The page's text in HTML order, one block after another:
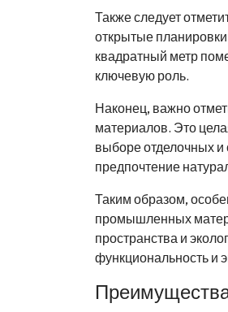
Также следует
открытые
квадратный метр
ключевую роль.
Наконец, важно
материалов. Это
выборе отделочных и
предпочтение
Таким образом,
промышленных
пространства и
функциональность и